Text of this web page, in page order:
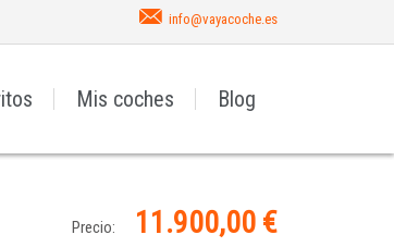
info@vayacoche.es
Mis coches Blog
Precio: 11.900,00 €